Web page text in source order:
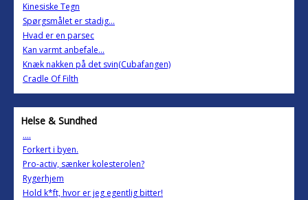
Kinesiske Tegn
Spørgsmålet er stadig...
Hvad er en parsec
Kan varmt anbefale...
Knæk nakken på det svin(Cubafangen)
Cradle Of Filth
Helse & Sundhed
....
Forkert i byen.
Pro-activ, sænker kolesterolen?
Rygerhjem
Hold k*ft, hvor er jeg egentlig bitter!